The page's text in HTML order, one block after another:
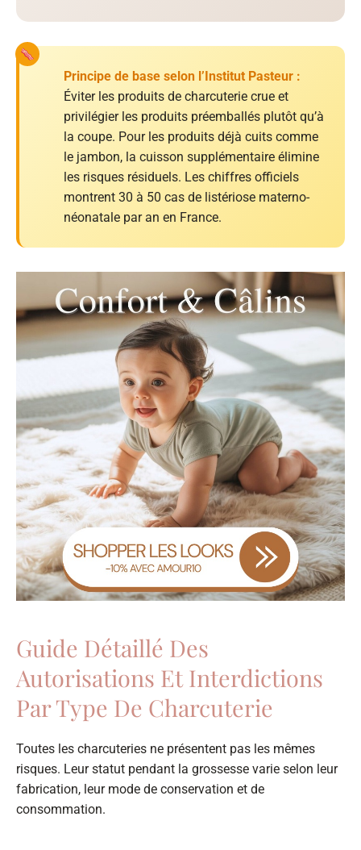
Principe de base selon l’Institut Pasteur :
Éviter les produits de charcuterie crue et
privilégier les produits préemballés plutôt qu’à
la coupe. Pour les produits déjà cuits comme
le jambon, la cuisson supplémentaire élimine
les risques résiduels. Les chiffres officiels
montrent 30 à 50 cas de listériose materno-
néonatale par an en France.
Guide Détaillé Des
Autorisations Et Interdictions
Par Type De Charcuterie
Toutes les charcuteries ne présentent pas les mêmes
risques. Leur statut pendant la grossesse varie selon leur
fabrication, leur mode de conservation et de
consommation.